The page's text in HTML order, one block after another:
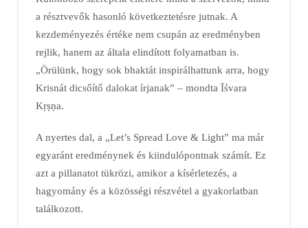
a résztvevők hasonló következtetésre jutnak. A
kezdeményezés értéke nem csupán az eredményben
rejlik, hanem az általa elindított folyamatban is.
„Örülünk, hogy sok bhaktát inspirálhattunk arra, hogy
Krisnát dicsőítő dalokat írjanak” – mondta Īśvara
Kṛṣṇa.
A nyertes dal, a „Let’s Spread Love & Light” ma már
egyaránt eredménynek és kiindulópontnak számít. Ez
azt a pillanatot tükrözi, amikor a kísérletezés, a
hagyomány és a közösségi részvétel a gyakorlatban
találkozott.